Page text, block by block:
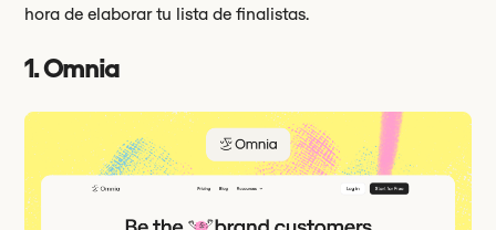
hora de elaborar tu lista de finalistas.
1. Omnia